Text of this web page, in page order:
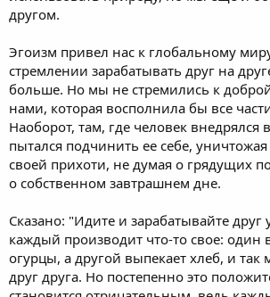
другом.
Эгоизм привел нас к глобальному
стремлении зарабатывать друг на
больше. Но мы не стремились к
нами, которая восполнила бы все
Наоборот, там, где человек внедрялся
пытался подчинить ее себе,
своей прихоти, не думая о грядущих
о собственном завтрашнем дне.
Сказано: "Идите и зарабатывайте друг
каждый производит что-то свое: один
огурцы, а другой выпекает хлеб, и
друг друга. Но постепенно это